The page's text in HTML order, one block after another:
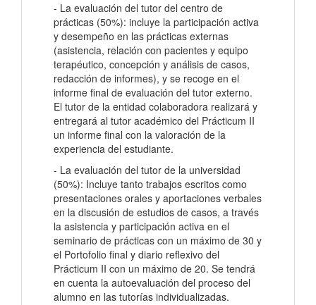
- La evaluación del tutor del centro de
prácticas (50%): incluye la participación activa
y desempeño en las prácticas externas
(asistencia, relación con pacientes y equipo
terapéutico, concepción y análisis de casos,
redacción de informes), y se recoge en el
informe final de evaluación del tutor externo.
El tutor de la entidad colaboradora realizará y
entregará al tutor académico del Prácticum II
un informe final con la valoración de la
experiencia del estudiante.
- La evaluación del tutor de la universidad
(50%): Incluye tanto trabajos escritos como
presentaciones orales y aportaciones verbales
en la discusión de estudios de casos, a través
la asistencia y participación activa en el
seminario de prácticas con un máximo de 30 y
el Portofolio final y diario reflexivo del
Prácticum II con un máximo de 20. Se tendrá
en cuenta la autoevaluación del proceso del
alumno en las tutorías individualizadas.